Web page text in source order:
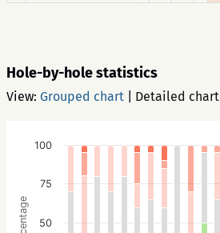
Hole-by-hole statistics
View: Grouped chart Detailed chart
50
75
100